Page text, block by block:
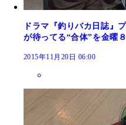
ドラマ『釣りバカ日誌』
が待ってる“合体”を金曜
2015年11月20日 06:00